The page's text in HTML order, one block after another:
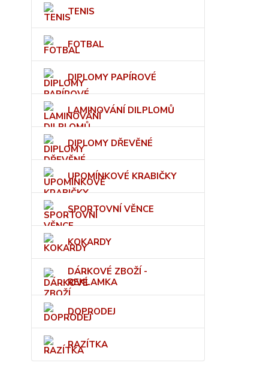
TENIS
FOTBAL
DIPLOMY PAPÍROVÉ
LAMINOVÁNÍ DILPLOMŮ
DIPLOMY DŘEVĚNÉ
UPOMÍNKOVÉ KRABIČKY
SPORTOVNÍ VĚNCE
KOKARDY
DÁRKOVÉ ZBOŽÍ -
REKLAMKA
DOPRODEJ
RAZÍTKA